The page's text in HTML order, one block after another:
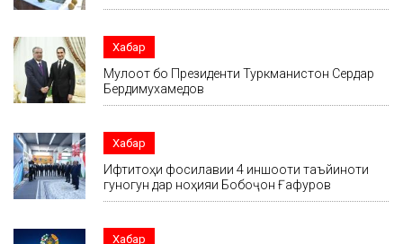
Хабар
Мулоқот бо Президенти Туркманистон Сердар
Бердимухамедов
Хабар
Ифтитоҳи фосилавии 4 иншооти таъйиноти
гуногун дар ноҳияи Бобоҷон Ғафуров
Хабар